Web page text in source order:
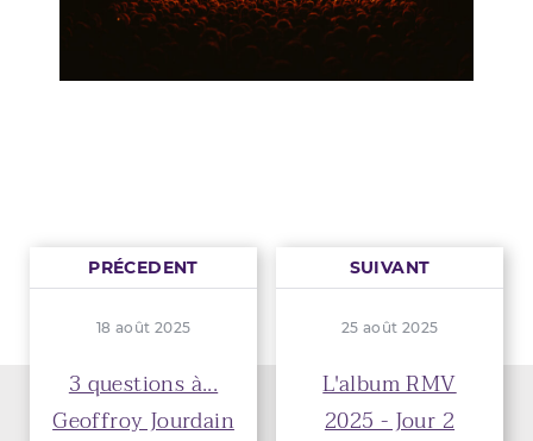
PRÉCEDENT
18 août 2025
3 questions à...
Geoffroy Jourdain
SUIVANT
25 août 2025
L'album RMV
2025 - Jour 2